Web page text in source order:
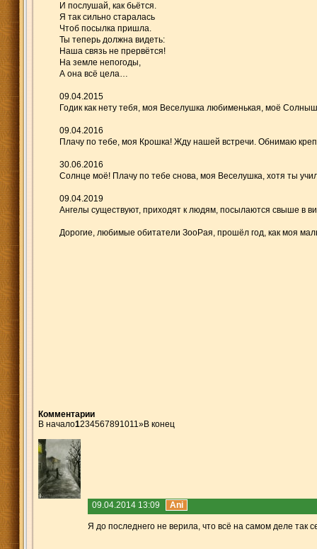
И послушай, как бьётся.
Я так сильно старалась
Чтоб посылка пришла.
Ты теперь должна видеть:
Наша связь не прервётся!
На земле непогоды,
А она всё цела…
09.04.2015
Годик как нету тебя, моя Веселушка любименькая, моё
09.04.2016
Плачу по тебе, моя Крошка! Жду нашей встречи. Обнимаю
30.06.2016
Солнце моё! Плачу по тебе снова, моя Веселушка, хотя ты
09.04.2019
Ангелы существуют, приходят к людям, посылаются свыше в
Дорогие, любимые обитатели ЗооРая, прошёл год, как моя
Комментарии
В начало1234567891011»В конец
09.04.2014 13:09 Ani
Я до последнего не верила, что всё на самом деле так